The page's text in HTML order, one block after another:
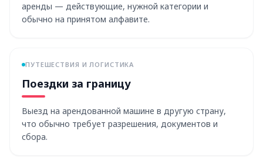
аренды — действующие, нужной категории и
обычно на принятом алфавите.
ПУТЕШЕСТВИЯ И ЛОГИСТИКА
Поездки за границу
Выезд на арендованной машине в другую страну,
что обычно требует разрешения, документов и
сбора.